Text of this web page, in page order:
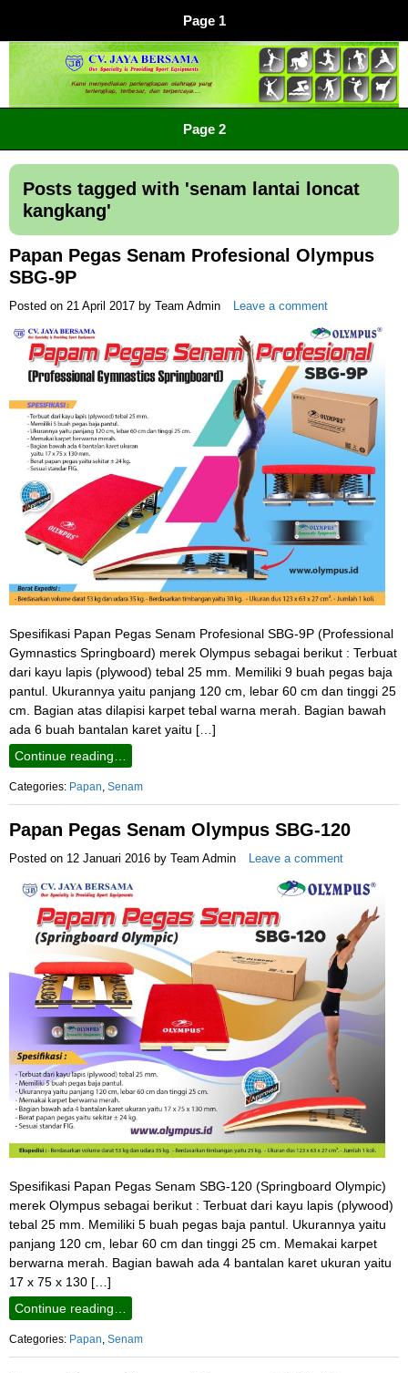
Page 1
CV JAYA BERSAMA Co Id
Menyediakan Semua Perlengkapan Olahraga Yang
Page 2
Posts tagged with 'senam lantai loncat
kangkang'
Papan Pegas Senam Profesional Olympus
SBG-9P
Posted on 21 April 2017 by Team Admin Leave a comment
Spesifikasi Papan Pegas Senam Profesional SBG-9P (Professional
Gymnastics Springboard) merek Olympus sebagai berikut : Terbuat
dari kayu lapis (plywood) tebal 25 mm. Memiliki 9 buah pegas baja
pantul. Ukurannya yaitu panjang 120 cm, lebar 60 cm dan tinggi 25
cm. Bagian atas dilapisi karpet tebal warna merah. Bagian bawah
ada 6 buah bantalan karet yaitu […]
Continue reading…
Categories: Papan Senam
Papan Pegas Senam Olympus SBG-120
Posted on 12 Januari 2016 by Team Admin Leave a comment
Spesifikasi Papan Pegas Senam SBG-120 (Springboard Olympic)
merek Olympus sebagai berikut : Terbuat dari kayu lapis (plywood)
tebal 25 mm. Memiliki 5 buah pegas baja pantul. Ukurannya yaitu
panjang 120 cm, lebar 60 cm dan tinggi 25 cm. Memakai karpet
berwarna merah. Bagian bawah ada 4 bantalan karet ukuran yaitu
17 x 75 x 130 […]
Continue reading…
Categories: Papan Senam